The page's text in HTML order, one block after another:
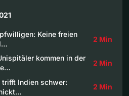
Keine freien
2 Min
kommen in der
2 Min
trifft Indien schwer:
2 Min